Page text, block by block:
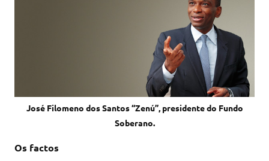
José Filomeno dos Santos “Zenú”, presidente do Fundo
Soberano.
Os factos